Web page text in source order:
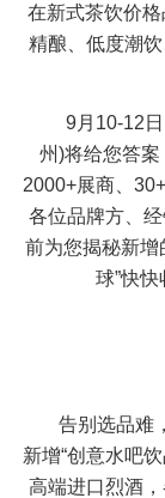
在新式茶饮价
精酿、低度潮
9月10-12
州)将给您答
2000+展商、
各位品牌方、
前为您揭秘新
球”快快
告别选品难
新增“创意水吧
高端进口烈酒